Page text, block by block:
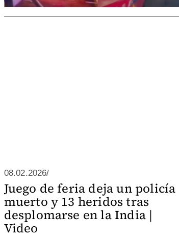
08.02.2026/
Juego de feria deja un policía
muerto y 13 heridos tras
desplomarse en la India |
Video